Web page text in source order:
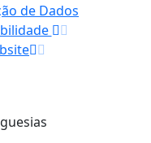
de Dados